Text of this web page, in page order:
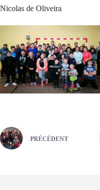
Nicolas de Oliveira
PRÉCÉDENT